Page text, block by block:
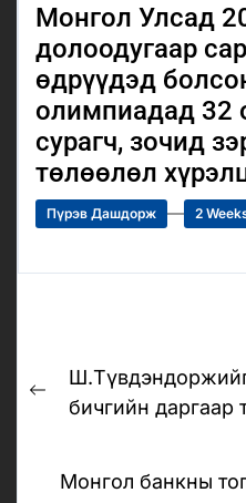
Монгол Улсад
долоодугаар
өдрүүдэд
олимпиадад 32
сурагч, зочид
төлөөлөл
Пүрэв Дашдорж 2
navigation
Previous
бичгийн даргаар
Монгол банкны